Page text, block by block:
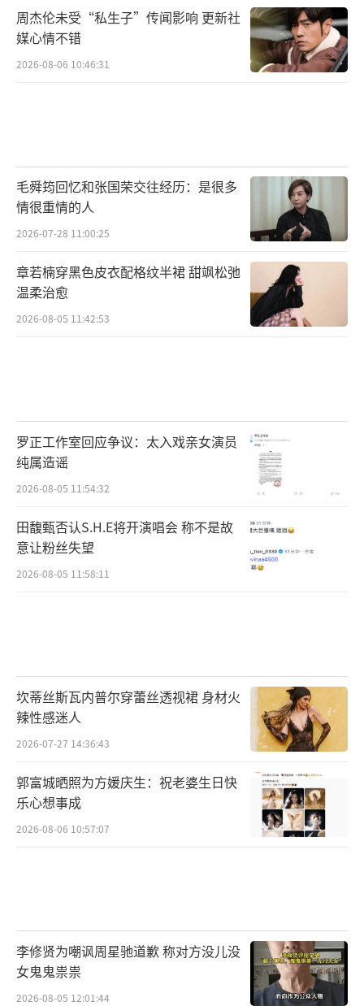
周杰伦未受“私生子”传闻影响 更新社
媒心情不错
2026-08-06 10:46:31
毛舜筠回忆和张国荣交往经历：是很多
情很重情的人
2026-07-28 11:00:25
章若楠穿黑色皮衣配格纹半裙 甜飒松弛
温柔治愈
2026-08-05 11:42:53
罗正工作室回应争议：太入戏亲女演员
纯属造谣
2026-08-05 11:54:32
田馥甄否认S.H.E将开演唱会 称不是故
意让粉丝失望
2026-08-05 11:58:11
坎蒂丝斯瓦内普尔穿蕾丝透视裙 身材火
辣性感迷人
2026-07-27 14:36:43
郭富城晒照为方媛庆生：祝老婆生日快
乐心想事成
2026-08-06 10:57:07
李修贤为嘲讽周星驰道歉 称对方没儿没
女鬼鬼祟祟
2026-08-05 12:01:44